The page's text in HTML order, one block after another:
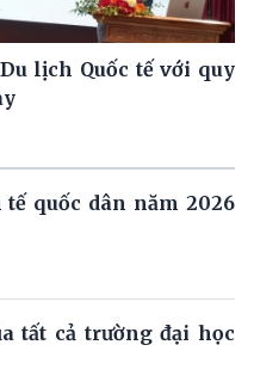
lịch Quốc tế với quy
quốc dân năm 2026
tất cả trường đại học